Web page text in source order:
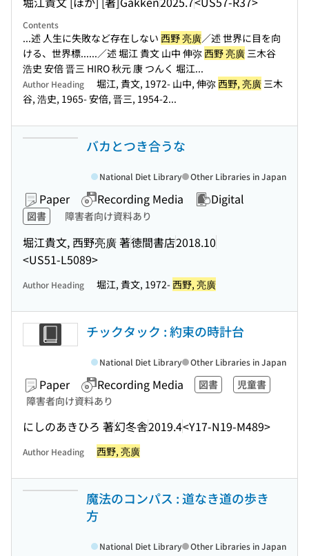
Contents
...述 人生に失敗など存在しない 西野 亮廣／述 世界に目を向
ける、世界標......／述 堀江 貴文 山中 伸弥西野 亮廣 三木谷
浩史 安倍 晋三 HIRO 秋元 康 つんく 堀江...
Author Heading 堀江, 貴文, 1972- 山中, 伸弥西野, 亮廣 三木
谷, 浩史, 1965- 安倍, 晋三, 1954-2...
バカとつき合うな
Paper Recording Media Digital
図書 障害者向け資料あり
堀江貴文, 西野亮廣 著徳間書店2018.10
<US51-L5089>
National Diet Library Other Libraries in Japan
Author Heading 堀江, 貴文, 1972-西野, 亮廣
チックタック : 約束の時計台
Paper Recording Media 図書
児童書
障害者向け資料あり
にしのあきひろ 著幻冬舎2019.4<Y17-N19-M489>
National Diet Library Other Libraries in Japan
Author Heading 西野, 亮廣
魔法のコンパス : 道なき道の歩き
方
National Diet Library Other Libraries in Japan